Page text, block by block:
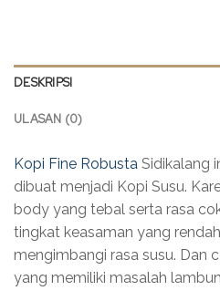
DESKRIPSI
ULASAN (0)
Kopi Fine Robusta Sidikalang
dibuat menjadi Kopi Susu.
body yang tebal serta rasa
tingkat keasaman yang
mengimbangi rasa susu. Dan
yang memiliki masalah